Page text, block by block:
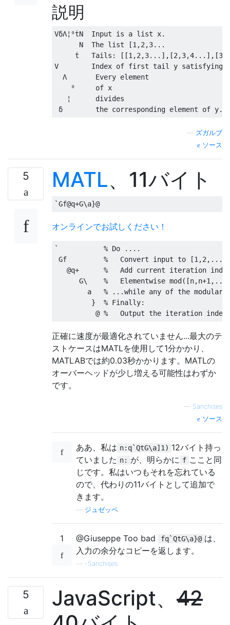
説明
VδΛ¦⁰ṫN  Input is a list x.
      N  The list [1,2,3...
ṫ   Tails:
V        Index of first tail y satisfying
  Λ       Every element
    ⁰     of x
   ¦      divides
ズガルブ
ソース
5 MATL、11バイト
オンラインでお試しください！
`           % Do ....
Gf         %   Convert input to
@q+      %   Add current iteration
G\    %   Elementwise
a   % ...while any of the modular
         }  % Finally:
正確に速度が最適化されていません...最大のテ
ストケースはMATLを使用して1分かかり、
MATLABでは約0.03秒かかります。MATLの
オーバーヘッドが少し増える可能性はわずか
です。
— Sanchises
ソース
ああ、私は n:q`QtG\a]1) 12バイト持っ
ていました n: が、明らかに f ここと同
じです。私はいつもそれを忘れている
ので、代わりの11バイトとして追加で
きます。
ジュゼッペ
1 @Giuseppe Too bad fq`QtG\a}@ は、
入力の余分なコピーを返します。
-Sanchises
5 JavaScript、 42